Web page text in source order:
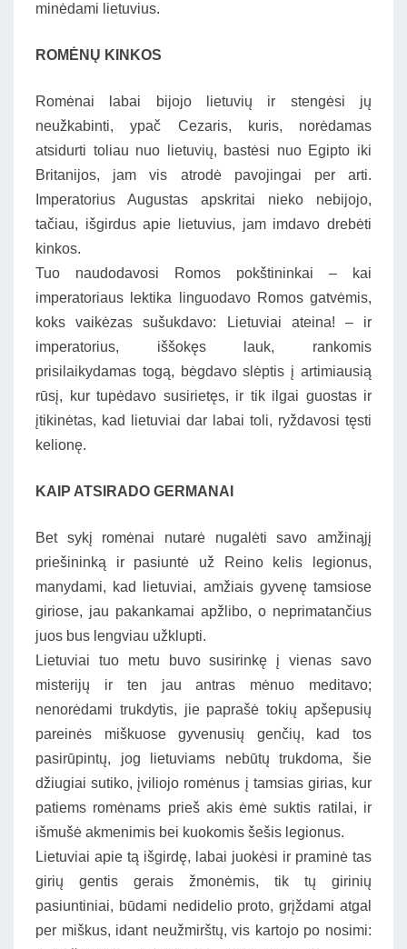
minėdami lietuvius.
ROMĖNŲ KINKOS
Romėnai labai bijojo lietuvių ir stengėsi jų
neužkabinti, ypač Cezaris, kuris, norėdamas
atsidurti toliau nuo lietuvių, bastėsi nuo Egipto iki
Britanijos, jam vis atrodė pavojingai per arti.
Imperatorius Augustas apskritai nieko nebijojo,
tačiau, išgirdus apie lietuvius, jam imdavo drebėti
kinkos.
Tuo naudodavosi Romos pokštininkai – kai
imperatoriaus lektika linguodavo Romos gatvėmis,
koks vaikėzas sušukdavo: Lietuviai ateina! – ir
imperatorius, iššokęs lauk, rankomis
prisilaikydamas togą, bėgdavo slėptis į artimiausią
rūsį, kur tupėdavo susirietęs, ir tik ilgai guostas ir
įtikinėtas, kad lietuviai dar labai toli, ryždavosi tęsti
kelionę.
KAIP ATSIRADO GERMANAI
Bet sykį romėnai nutarė nugalėti savo amžinąjį
priešininką ir pasiuntė už Reino kelis legionus,
manydami, kad lietuviai, amžiais gyvenę tamsiose
giriose, jau pakankamai apžlibo, o neprimatančius
juos bus lengviau užklupti.
Lietuviai tuo metu buvo susirinkę į vienas savo
misterijų ir ten jau antras mėnuo meditavo;
nenorėdami trukdytis, jie paprašė tokių apšepusių
pareinės miškuose gyvenusių genčių, kad tos
pasirūpintų, jog lietuviams nebūtų trukdoma, šie
džiugiai sutiko, įviliojo romėnus į tamsias girias, kur
patiems romėnams prieš akis ėmė suktis ratilai, ir
išmušė akmenimis bei kuokomis šešis legionus.
Lietuviai apie tą išgirdę, labai juokėsi ir praminė tas
girių gentis gerais žmonėmis, tik tų girinių
pasiuntiniai, būdami nedidelio proto, grįždami atgal
per miškus, idant neužmirštų, vis kartojo po nosimi: